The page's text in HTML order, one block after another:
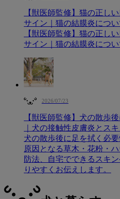
【獣医師監修】猫の正し
サイン｜猫の結膜炎につ
【獣医師監修】猫の正し
サイン｜猫の結膜炎につ
2026/07/23
【獣医師監修】犬の散歩
｜犬の接触性皮膚炎とス
犬の散歩後に足を拭く必
原因となる草木・花粉・
防法、自宅でできるスキ
りやすくお伝えします。